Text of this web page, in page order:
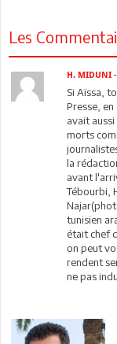
Les
H. MIDUNI
Si Aïssa,
Presse,
avait
morts
la
avant
Tébourbi,
tunisien
était chef
on peut
rendent
ne pas